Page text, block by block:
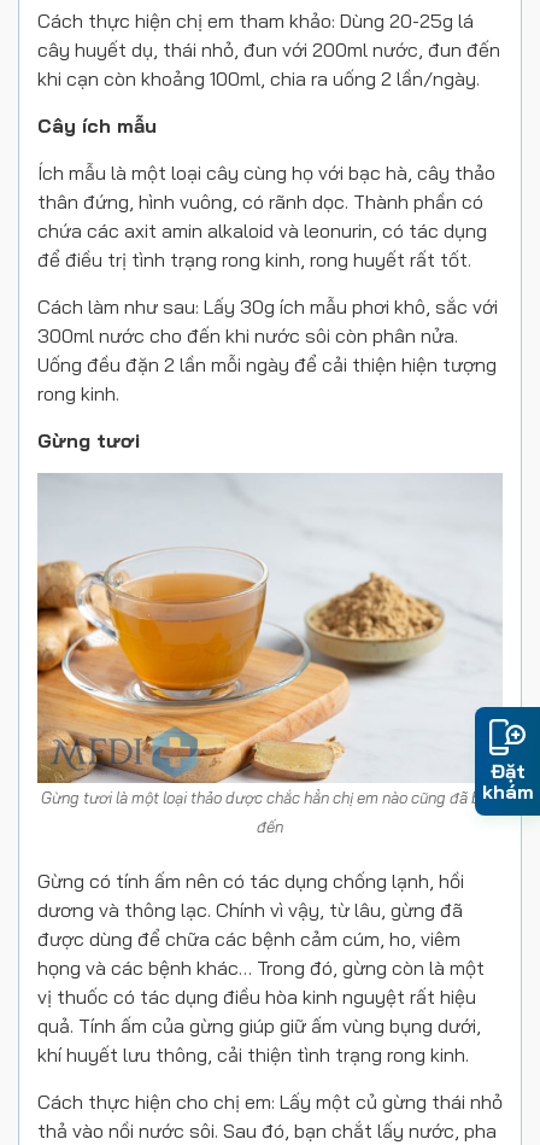
Cách thực hiện chị em tham khảo: Dùng 20-25g lá
cây huyết dụ, thái nhỏ, đun với 200ml nước, đun đến
khi cạn còn khoảng 100ml, chia ra uống 2 lần/ngày.
Cây ích mẫu
Ích mẫu là một loại cây cùng họ với bạc hà, cây thảo
thân đứng, hình vuông, có rãnh dọc. Thành phần có
chứa các axit amin alkaloid và leonurin, có tác dụng
để điều trị tình trạng rong kinh, rong huyết rất tốt.
Cách làm như sau: Lấy 30g ích mẫu phơi khô, sắc với
300ml nước cho đến khi nước sôi còn phân nửa.
Uống đều đặn 2 lần mỗi ngày để cải thiện hiện tượng
rong kinh.
Gừng tươi
Gừng tươi là một loại thảo dược chắc hẳn chị em nào cũng đã biết
đến
Gừng có tính ấm nên có tác dụng chống lạnh, hồi
dương và thông lạc. Chính vì vậy, từ lâu, gừng đã
được dùng để chữa các bệnh cảm cúm, ho, viêm
họng và các bệnh khác… Trong đó, gừng còn là một
vị thuốc có tác dụng điều hòa kinh nguyệt rất hiệu
quả. Tính ấm của gừng giúp giữ ấm vùng bụng dưới,
khí huyết lưu thông, cải thiện tình trạng rong kinh.
Cách thực hiện cho chị em: Lấy một củ gừng thái nhỏ
thả vào nồi nước sôi. Sau đó, bạn chắt lấy nước, pha
Đặt
khám